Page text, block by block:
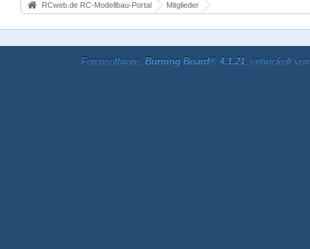
RCweb.de RC-Modellbau-Portal Mitglieder
Forensoftware: Burning Board® 4.1.21, entwickelt von